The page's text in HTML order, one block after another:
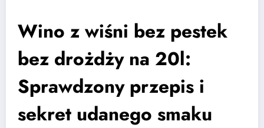
Wino z wiśni bez pestek
bez drożdży na 20l:
Sprawdzony przepis i
sekret udanego smaku